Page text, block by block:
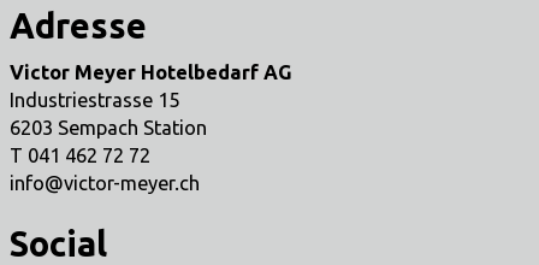
Adresse
Victor Meyer Hotelbedarf AG
Industriestrasse 15
6203 Sempach Station
T 041 462 72 72
info@victor-meyer.ch
Social